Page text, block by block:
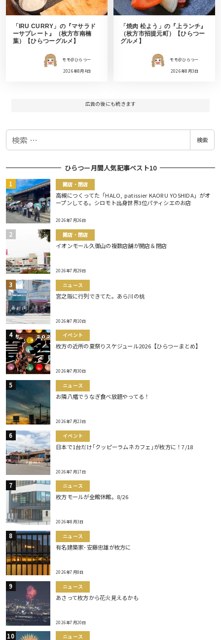
「IRU CURRY」の『マサラド
ーサプレート』（枚方市南楠
葉）【ひらつーグルメ】
モモ＠ひらつー
2026年8月4日
「焼肉 松よう」の『上ランチ』
（枚方市招提元町）【ひらつー
グルメ】
モモ＠ひらつー
2026年8月3日
広告の後にも続きます
検
検索
ひらつー月間人気記事ベスト10
開店・閉店
高槻につくってた「HALO, patissier KAORU YOSHIDA」がオ
ープンしてる。シロモト出身世界3位パティシエのお店
2026年7月26日
開店・閉店
イオンモール久御山の複数店舗が開店＆閉店
2026年7月29日
ニュース
宮之阪に行列できてた。あら川の桃
2026年7月10日
イベント
枚方の近所の夏祭りスケジュール2026【ひらつーまとめ】
2026年7月30日
ニュース
お隣八幡でうなぎ食べ放題やってる！
2026年7月23日
イベント
日本で1台だけ｢クッピーラムネカフェ｣が枚方に！7/18
2026年7月17日
ニュース
枚方モールが全館休館。8/26
2026年8月3日
ニュース
有名建築家･安藤忠雄が枚方に
2026年7月8日
ニュース
あさって枚方から花火見えるかも
2026年7月20日
ニュース